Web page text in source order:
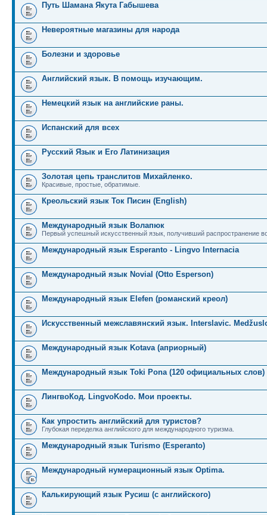
Путь Шамана Якута Габышева
Невероятные магазины для народа
Болезни и здоровье
Английский язык. В помощь изучающим.
Немецкий язык на английские раны.
Испанский для всех
Русский Язык и Его Латинизация
Золотая цепь транслитов Михайленко.
Красивые, простые, обратимые.
Креольский язык Ток Писин (English)
Международный язык Волапюк
Первый успешный искусственный язык, получивший распространение
Международный язык Esperanto - Lingvo Internacia
Международный язык Novial (Otto Esperson)
Международный язык Elefen (романский креол)
Искусственный межславянский язык. Interslavic.
Международный язык Kotava (априорный)
Международный язык Toki Pona (120 официальных слов)
ЛингвоКод. LingvoKodo. Мои проекты.
Как упростить английский для туристов?
Глубокая переделка английского для международного туризма.
Международный язык Turismo (Esperanto)
Международный нумерационный язык Optima.
Калькирующий язык Русиш (с английского)